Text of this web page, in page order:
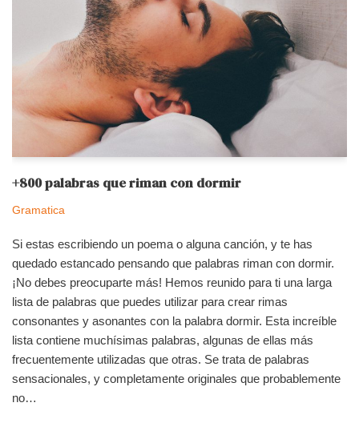
+800 palabras que riman con dormir
Gramatica
Si estas escribiendo un poema o alguna canción, y te has
quedado estancado pensando que palabras riman con dormir.
¡No debes preocuparte más! Hemos reunido para ti una larga
lista de palabras que puedes utilizar para crear rimas
consonantes y asonantes con la palabra dormir. Esta increíble
lista contiene muchísimas palabras, algunas de ellas más
frecuentemente utilizadas que otras. Se trata de palabras
sensacionales, y completamente originales que probablemente
no…